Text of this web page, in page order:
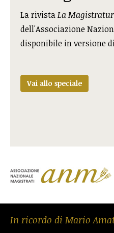
La rivistaLa
dell'Associazione
disponibile in versione
Vai allo speciale
In ricordo di Mario